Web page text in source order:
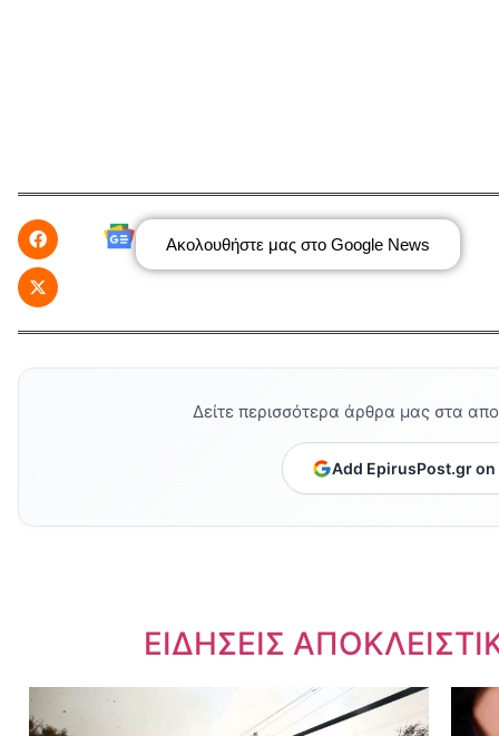
Ακολουθήστε μας στο Google News
Δείτε περισσότερα άρθρα μας στα
Add EpirusPost.gr on
ΕΙΔΗΣΕΙΣ
Dnews.gr